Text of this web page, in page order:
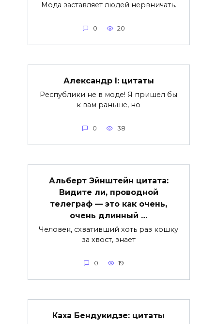
Мода заставляет людей нервничать.
0 20
Александр I: цитаты
Республики не в моде! Я пришёл бы
к вам раньше, но
0 38
Альберт Эйнштейн цитата:
Видите ли, проводной
телеграф — это как очень,
очень длинный …
Человек, схвативший хоть раз кошку
за хвост, знает
0 19
Каха Бендукидзе: цитаты